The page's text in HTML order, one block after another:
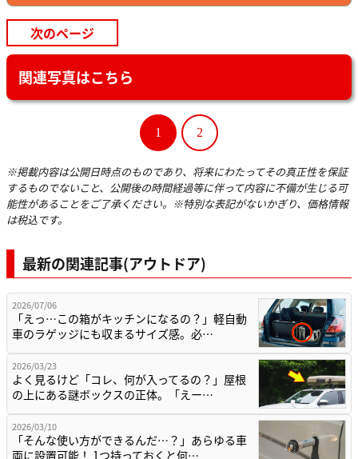
次のページ
関連写真はこちら
1 2
※掲載内容は公開日時点のものであり、将来にわたってその真正性を保証
するものでないこと、公開後の時間経過等に伴って内容に不備が生じる可
能性があることをご了承ください。※特別な表記がないかぎり、価格情報
は税込です。
最新の関連記事(アウトドア)
2026/07/06
「えっ…この箱がキッチンになるの？」軽自動
車のラゲッジにも収まるサイズ感。必…
2026/03/23
よく見るけど「コレ、何が入ってるの？」屋根
の上にある謎ボックスの正体。「えー…
2026/03/10
「そんな使い方ができるんだ…？」あらゆる車
両に設置可能！ 1つ持っておくと何…